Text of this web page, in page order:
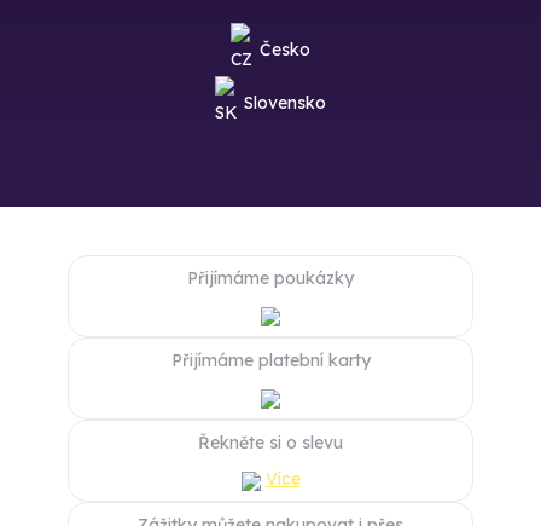
Česko
Slovensko
Přijímáme poukázky
Přijímáme platební karty
Řekněte si o slevu
Více